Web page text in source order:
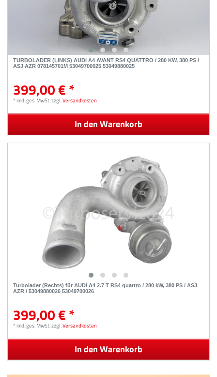
TURBOLADER (LINKS) AUDI A4 AVANT RS4 QUATTRO / 280 KW, 380 PS /
ASJ AZR 078145701M 53049700025 53049880025
399,00 € *
*inkl. ges. MwSt.zzgl.Versandkosten
In den Warenkorb
Turbolader (Rechts) für AUDI A4 2.7 T RS4 quattro / 280 kW, 380 PS / ASJ
AZR / 53049880026 53049700026
399,00 € *
*inkl. ges. MwSt.zzgl.Versandkosten
In den Warenkorb